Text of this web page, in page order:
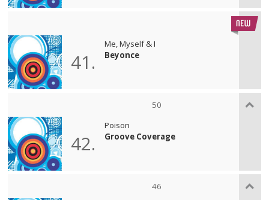
41.
Me, Myself & I
Beyonce
50
42.
Poison
Groove Coverage
46